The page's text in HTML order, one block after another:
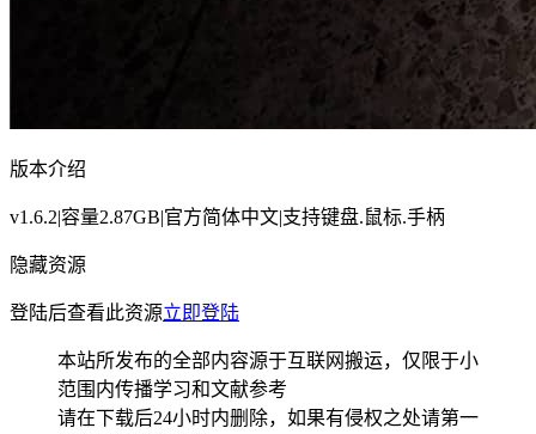
版本介绍
v1.6.2|容量2.87GB|官方简体中文|支持键盘.鼠标.手柄
隐藏资源
登陆后查看此资源立即登陆
本站所发布的全部内容源于互联网搬运，仅限于小
范围内传播学习和文献参考
请在下载后24小时内删除，如果有侵权之处请第一